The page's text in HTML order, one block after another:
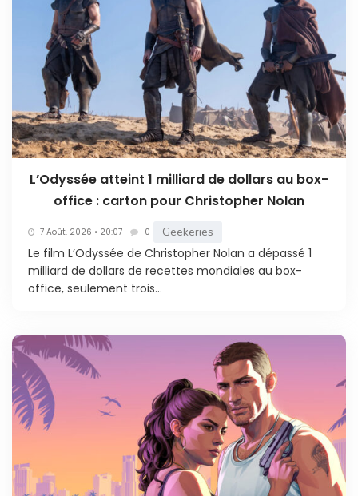
L’Odyssée atteint 1 milliard de dollars au box-
office : carton pour Christopher Nolan
7 Août. 2026 • 20:07 0 Geekeries
Le film L’Odyssée de Christopher Nolan a dépassé 1
milliard de dollars de recettes mondiales au box-
office, seulement trois...